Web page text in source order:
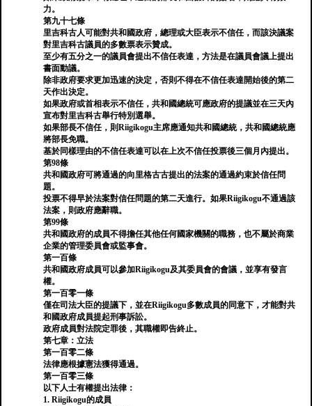
力。
第九十七條
里吉科古人可能對共和國政府，總理或大臣表示不信任，而該決議案
對里吉科古議員的多數票表示贊成。
至少有五分之一的議員會提出不信任表達，方法是在議員會議上提出
書面動議。
除非政府要求更加迅速的決定，否則不得在不信任表達開始後的第二
天作出決定。
如果政府或首相表示不信任，共和國總統可應政府的提議並在三天內
宣布對里吉科古舉行特別選舉。
如果部長不信任，則Riigikogu主席應通知共和國總統，共和國總統應
將部長免職。
基於同樣理由的不信任表達可以在上次不信任投票後三個月內提出。
第98條
共和國政府可將通過的向里格古古提出的法案的通過約束於信任問
題。
投票不得早於法案對信任問題的第二天進行。如果Riigikogu不通過該
法案，則政府應辭職。
第99條
共和國政府的成員不得擔任其他任何國家機關的職務，也不屬於商業
企業的管理委員會或監事會。
第一百條
共和國政府成員可以參加Riigikogu及其委員會的會議，並享有發言
權。
第一百零一條
僅在司法大臣的提議下，並在Riigikogu多數成員的同意下，才能對共
和國政府成員提起刑事訴訟。
政府成員對法院定罪後，其職權即告終止。
第七章：立法
第一百零二條
法律應根據憲法獲得通過。
第一百零三條
以下人士有權提出法律：
1. Riigikogu的成員